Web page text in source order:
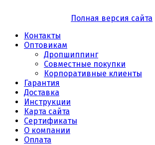
Полная версия сайта
Контакты
Оптовикам
Дропшиппинг
Совместные покупки
Корпоративные клиенты
Гарантия
Доставка
Инструкции
Карта сайта
Сертификаты
О компании
Оплата